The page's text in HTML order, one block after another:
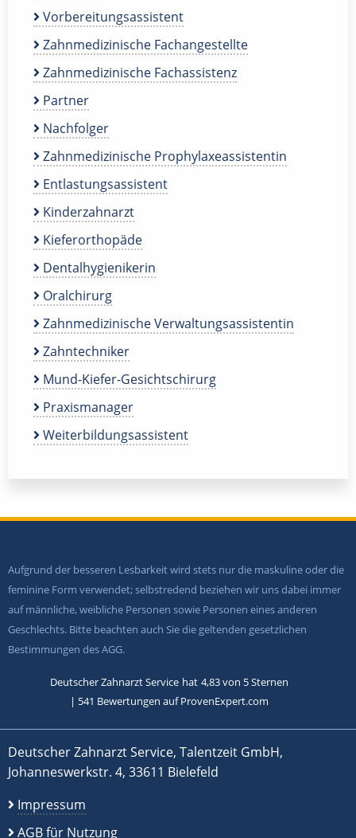
Vorbereitungsassistent
Zahnmedizinische Fachangestellte
Zahnmedizinische Fachassistenz
Partner
Nachfolger
Zahnmedizinische Prophylaxeassistentin
Entlastungsassistent
Kinderzahnarzt
Kieferorthopäde
Dentalhygienikerin
Oralchirurg
Zahnmedizinische Verwaltungsassistentin
Zahntechniker
Mund-Kiefer-Gesichtschirurg
Praxismanager
Weiterbildungsassistent
Aufgrund der besseren Lesbarkeit wird stets nur die maskuline oder die
feminine Form verwendet; selbstredend beziehen wir uns dabei immer
auf männliche, weibliche Personen sowie Personen eines anderen
Geschlechts. Bitte beachten auch Sie die geltenden gesetzlichen
Bestimmungen des AGG.
Deutscher Zahnarzt Service hat 4,83von 5Sternen
| 541 Bewertungen auf ProvenExpert.com
Deutscher Zahnarzt Service, Talentzeit GmbH,
Johanneswerkstr. 4, 33611 Bielefeld
Impressum
AGB für Nutzung